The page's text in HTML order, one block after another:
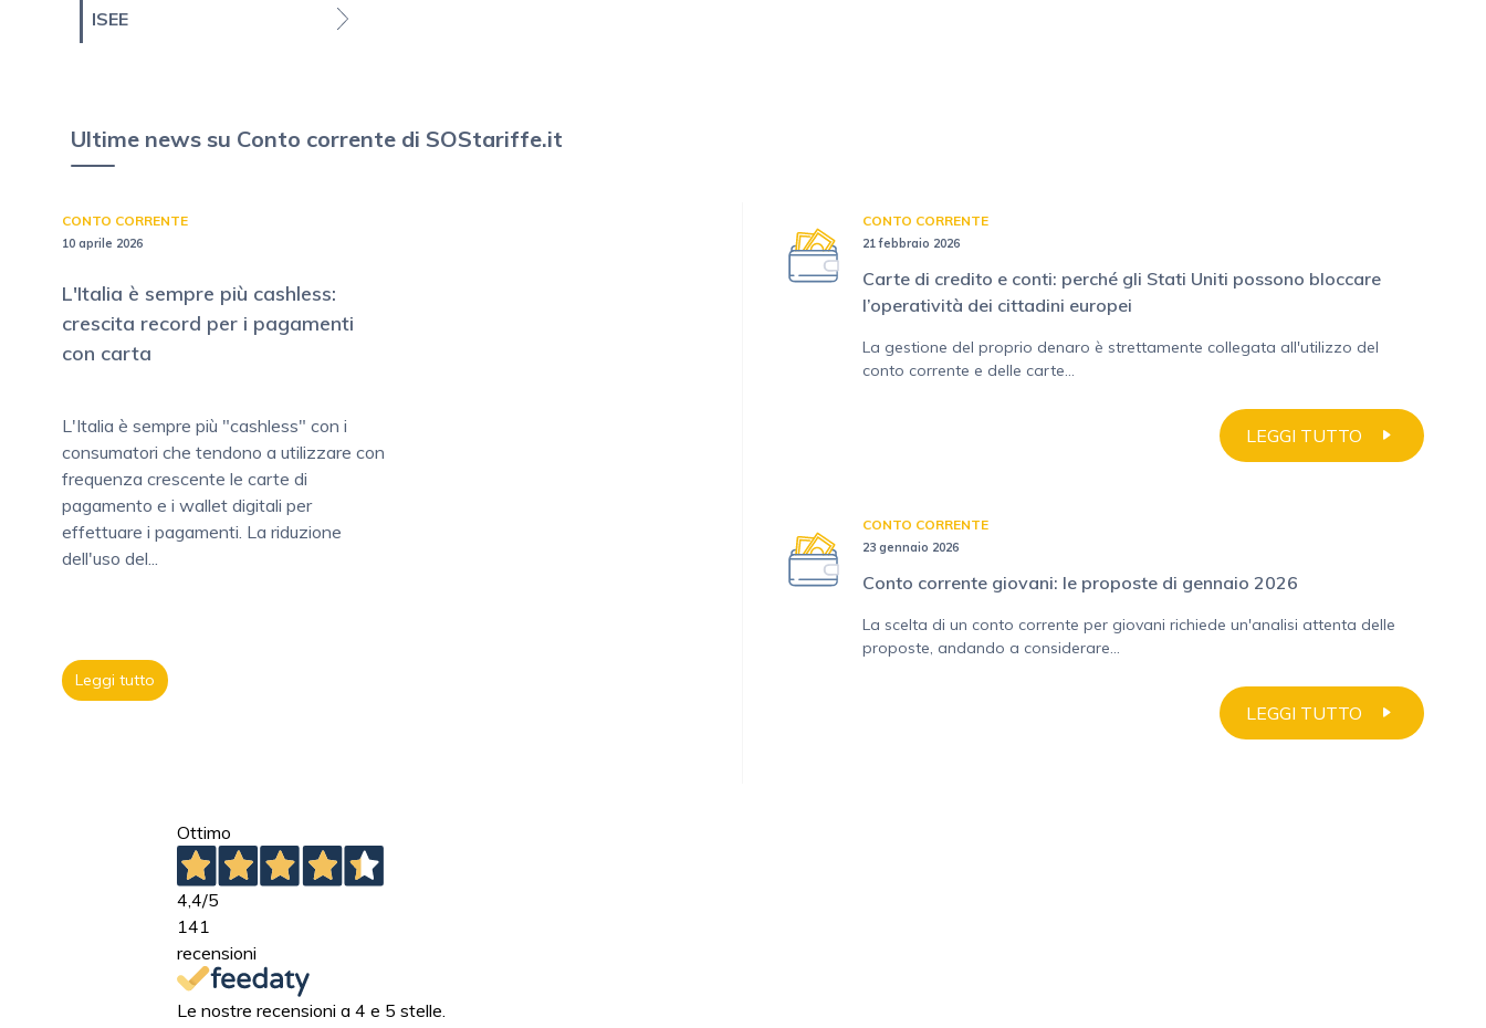
ISEE
Ultime news su Conto corrente di SOStariffe.it
CONTO CORRENTE
10 aprile 2026
L'Italia è sempre più cashless:
crescita record per i pagamenti
con carta
L'Italia è sempre più "cashless" con i
consumatori che tendono a utilizzare con
frequenza crescente le carte di
pagamento e i wallet digitali per
effettuare i pagamenti. La riduzione
dell'uso del...
Leggi tutto
CONTO CORRENTE
21 febbraio 2026
Carte di credito e conti: perché gli Stati Uniti possono bloccare
l’operatività dei cittadini europei
La gestione del proprio denaro è strettamente collegata all'utilizzo del
conto corrente e delle carte...
LEGGI TUTTO
CONTO CORRENTE
23 gennaio 2026
Conto corrente giovani: le proposte di gennaio 2026
La scelta di un conto corrente per giovani richiede un'analisi attenta delle
proposte, andando a considerare...
LEGGI TUTTO
Ottimo
4,4/5
141
recensioni
Le nostre recensioni a 4 e 5 stelle.